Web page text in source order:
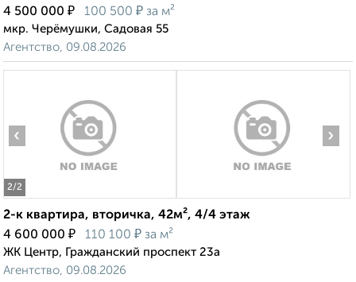
4 500 000 ₽ 100 500 ₽ за м²
мкр. Черёмушки, Садовая 55
Агентство, 09.08.2026
2/2
‹ ›
2-к квартира, вторичка, 42м², 4/4 этаж
4 600 000 ₽ 110 100 ₽ за м²
ЖК Центр, Гражданский проспект 23а
Агентство, 09.08.2026